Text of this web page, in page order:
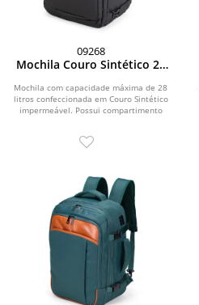
09268
Mochila Couro Sintético 28
Mochila com capacidade máxima de 28
litros confeccionada em Couro Sintético
impermeável. Possui compartimento